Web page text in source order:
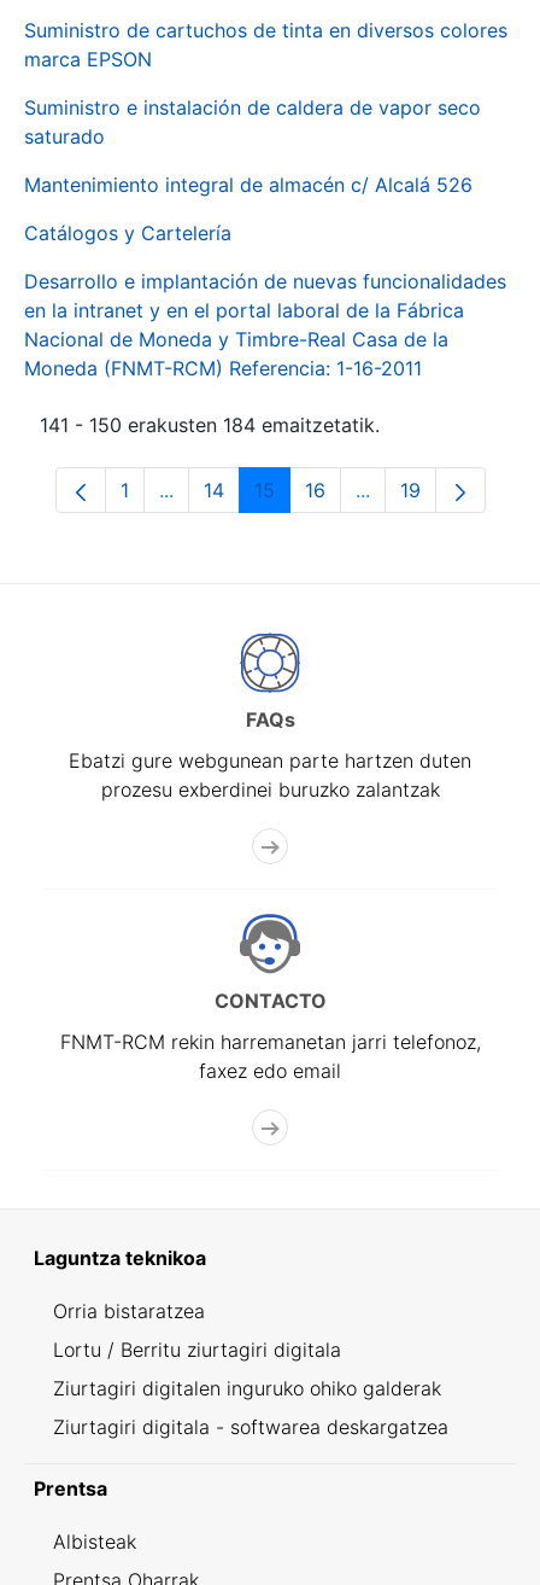
Suministro de cartuchos de tinta en diversos colores
marca EPSON
Suministro e instalación de caldera de vapor seco
saturado
Mantenimiento integral de almacén c/ Alcalá 526
Catálogos y Cartelería
Desarrollo e implantación de nuevas funcionalidades
en la intranet y en el portal laboral de la Fábrica
Nacional de Moneda y Timbre-Real Casa de la
Moneda (FNMT-RCM) Referencia: 1-16-2011
141 - 150 erakusten 184 emaitzetatik.
Orrialdea
1 ...Intermediate Pages Use TAB to navigate.
Orrialdea
14 Orrialdea
15 Orrialdea
16 ...Intermediate
Orrialdea
19
FAQs
Ebatzi gure webgunean parte hartzen duten
prozesu exberdinei buruzko zalantzak
CONTACTO
FNMT-RCM rekin harremanetan jarri telefonoz,
faxez edo email
Laguntza teknikoa
Orria bistaratzea
Lortu / Berritu ziurtagiri digitala
Ziurtagiri digitalen inguruko ohiko galderak
Ziurtagiri digitala - softwarea deskargatzea
Prentsa
Albisteak
Prentsa Oharrak